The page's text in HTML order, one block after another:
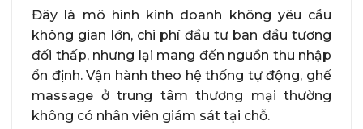
Đây là mô hình kinh doanh không yêu cầu
không gian lớn, chi phí đầu tư ban đầu tương
đối thấp, nhưng lại mang đến nguồn thu nhập
ổn định. Vận hành theo hệ thống tự động, ghế
massage ở trung tâm thương mại thường
không có nhân viên giám sát tại chỗ.